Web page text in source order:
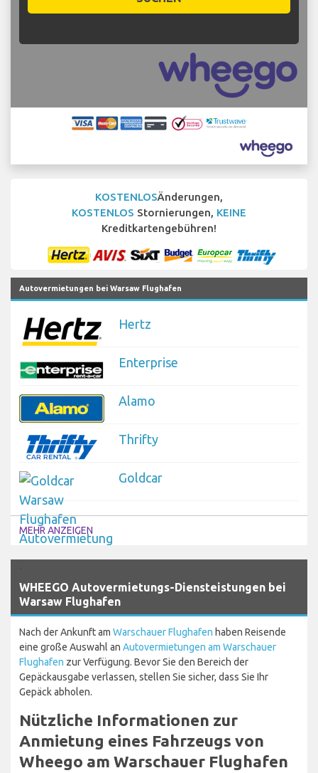
KOSTENLOSÄnderungen,
KOSTENLOS Stornierungen, KEINE
Kreditkartengebühren!
Autovermietungen bei Warsaw Flughafen
Hertz
Enterprise
Alamo
Thrifty
Goldcar
MEHR ANZEIGEN
WHEEGO Autovermietungs-Diensteistungen bei
Warsaw Flughafen
Nach der Ankunft am Warschauer Flughafen haben Reisende
eine große Auswahl an Autovermietungen am Warschauer
Flughafen zur Verfügung. Bevor Sie den Bereich der
Gepäckausgabe verlassen, stellen Sie sicher, dass Sie Ihr
Gepäck abholen.
Nützliche Informationen zur
Anmietung eines Fahrzeugs von
Wheego am Warschauer Flughafen